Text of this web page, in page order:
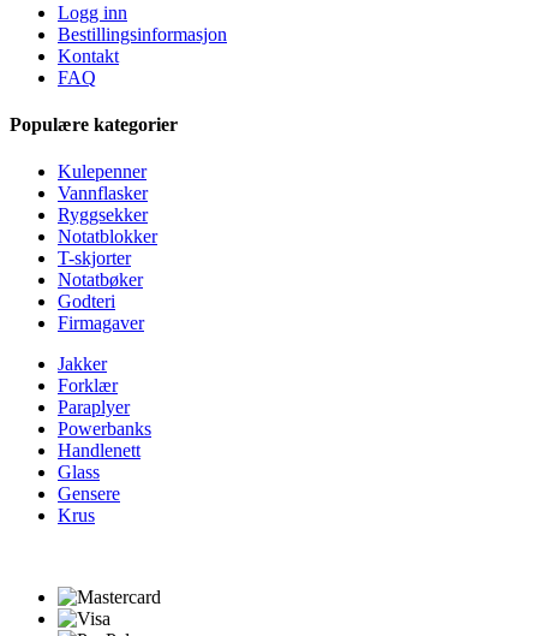
Logg inn
Bestillingsinformasjon
Kontakt
FAQ
Populære kategorier
Kulepenner
Vannflasker
Ryggsekker
Notatblokker
T-skjorter
Notatbøker
Godteri
Firmagaver
Jakker
Forklær
Paraplyer
Powerbanks
Handlenett
Glass
Gensere
Krus